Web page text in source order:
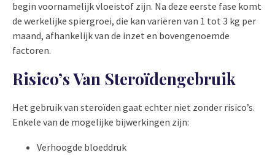
begin voornamelijk vloeistof zijn. Na deze eerste fase komt
de werkelijke spiergroei, die kan variëren van 1 tot 3 kg per
maand, afhankelijk van de inzet en bovengenoemde
factoren.
Risico’s Van Steroïdengebruik
Het gebruik van steroïden gaat echter niet zonder risico’s.
Enkele van de mogelijke bijwerkingen zijn:
Verhoogde bloeddruk